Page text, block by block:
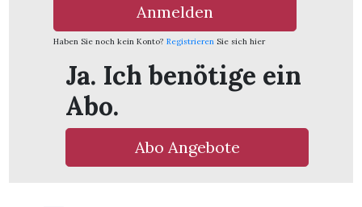
Anmelden
Haben Sie noch kein Konto? Registrieren Sie sich hier
Ja. Ich benötige ein
Abo.
Abo Angebote